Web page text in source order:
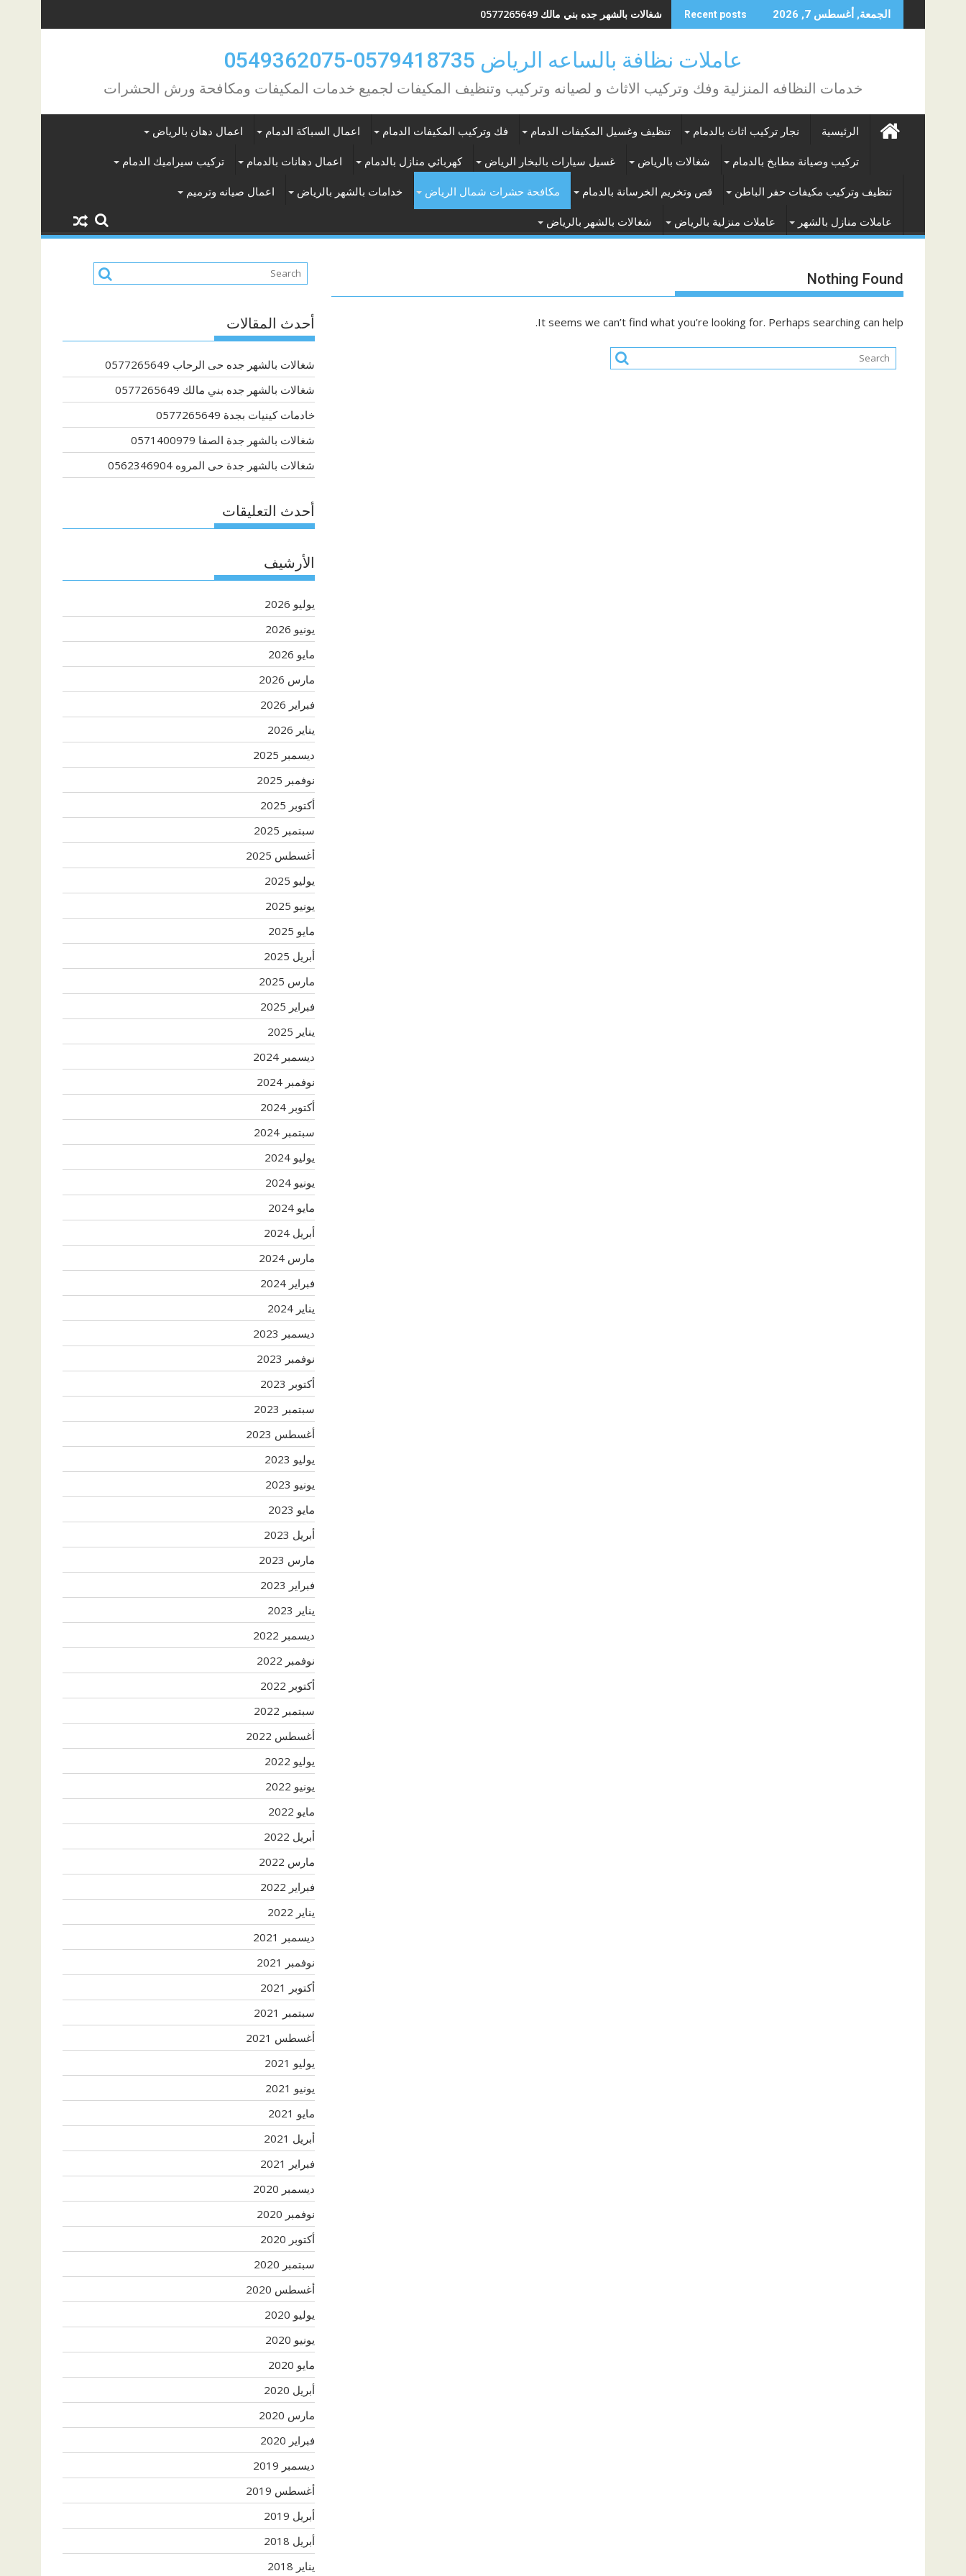
to
الجمعة, أغسطس 7, 2026 Recent posts شغالات بالشهر جده بني مالك 0577265649
عاملات نظافة بالساعه الرياض 0579418735-0549362075
خدمات النظافه المنزلية وفك وتركيب الاثاث و لصيانه وتركيب وتنظيف المكيفات لجميع خدمات المكيفات ومكافحة ورش الحشرات
الرئيسية نجار تركيب اثاث بالدمام تنظيف وغسيل المكيفات الدمام فك وتركيب المكيفات الدمام اعمال السباكة الدمام اعمال دهان بالرياض
تركيب وصيانة مطابخ بالدمام شغالات بالرياض غسيل سيارات بالبخار الرياض كهربائي منازل بالدمام اعمال دهانات بالدمام تركيب سيراميك الدمام
تنظيف وتركيب مكيفات حفر الباطن قص وتخريم الخرسانة بالدمام مكافحة حشرات شمال الرياض خدامات بالشهر بالرياض اعمال صيانه وترميم
عاملات منازل بالشهر عاملات منزلية بالرياض شغالات بالشهر بالرياض
Nothing Found
It seems we can’t find what you’re looking for. Perhaps searching can help. أحدث المقالات
شغالات بالشهر جده حى الرحاب 0577265649
شغالات بالشهر جده بني مالك 0577265649
خادمات كينيات بجدة 0577265649
شغالات بالشهر جدة الصفا 0571400979
شغالات بالشهر جدة حى المروه 0562346904
أحدث التعليقات
الأرشيف
يوليو 2026
يونيو 2026
مايو 2026
مارس 2026
فبراير 2026
يناير 2026
ديسمبر 2025
نوفمبر 2025
أكتوبر 2025
سبتمبر 2025
أغسطس 2025
يوليو 2025
يونيو 2025
مايو 2025
أبريل 2025
مارس 2025
فبراير 2025
يناير 2025
ديسمبر 2024
نوفمبر 2024
أكتوبر 2024
سبتمبر 2024
يوليو 2024
يونيو 2024
مايو 2024
أبريل 2024
مارس 2024
فبراير 2024
يناير 2024
ديسمبر 2023
نوفمبر 2023
أكتوبر 2023
سبتمبر 2023
أغسطس 2023
يوليو 2023
يونيو 2023
مايو 2023
أبريل 2023
مارس 2023
فبراير 2023
يناير 2023
ديسمبر 2022
نوفمبر 2022
أكتوبر 2022
سبتمبر 2022
أغسطس 2022
يوليو 2022
يونيو 2022
مايو 2022
أبريل 2022
مارس 2022
فبراير 2022
يناير 2022
ديسمبر 2021
نوفمبر 2021
أكتوبر 2021
سبتمبر 2021
أغسطس 2021
يوليو 2021
يونيو 2021
مايو 2021
أبريل 2021
فبراير 2021
ديسمبر 2020
نوفمبر 2020
أكتوبر 2020
سبتمبر 2020
أغسطس 2020
يوليو 2020
يونيو 2020
مايو 2020
أبريل 2020
مارس 2020
فبراير 2020
ديسمبر 2019
أغسطس 2019
أبريل 2019
أبريل 2018
يناير 2018